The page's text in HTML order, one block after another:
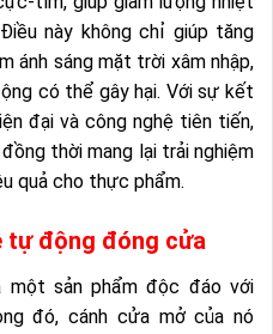
này không chỉ giúp tăng
ánh sáng mặt trời xâm nhập,
có thể gây hại. Với sự kết
đại và công nghệ tiên tiến,
đồng thời mang lại trải nghiệm
quả cho thực phẩm.
tự động đóng cửa
sản phẩm độc đáo với
đó, cánh cửa mở của nó